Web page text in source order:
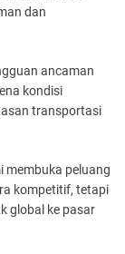
dan
ancaman
kondisi
transportasi
membuka peluang
kompetitif, tetapi
global ke pasar